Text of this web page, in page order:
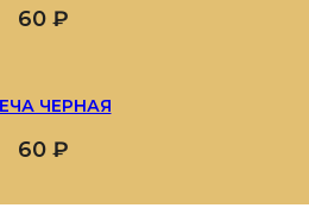
60 ₽
ЧЕРНАЯ
60 ₽